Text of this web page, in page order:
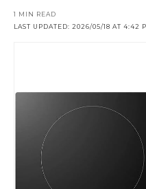
LAST UPDATED: 2026/05/18 AT 4:42
1 MIN READ